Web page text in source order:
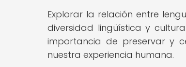
Explorar la relación entre
diversidad lingüística y
importancia de preservar y
nuestra experiencia humana.